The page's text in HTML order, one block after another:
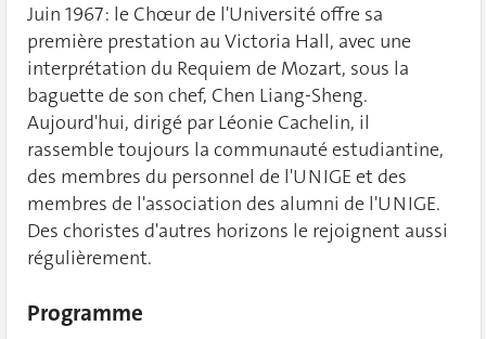
Juin 1967 : le Chœur de l'Université offre sa
première prestation au Victoria Hall, avec une
interprétation du Requiem de Mozart, sous la
baguette de son chef, Chen Liang-Sheng.
Aujourd'hui, dirigé par Léonie Cachelin, il
rassemble toujours la communauté estudiantine,
des membres du personnel de l'UNIGE et des
membres de l'association des alumni de l'UNIGE.
Des choristes d'autres horizons le rejoignent aussi
régulièrement.
Programme